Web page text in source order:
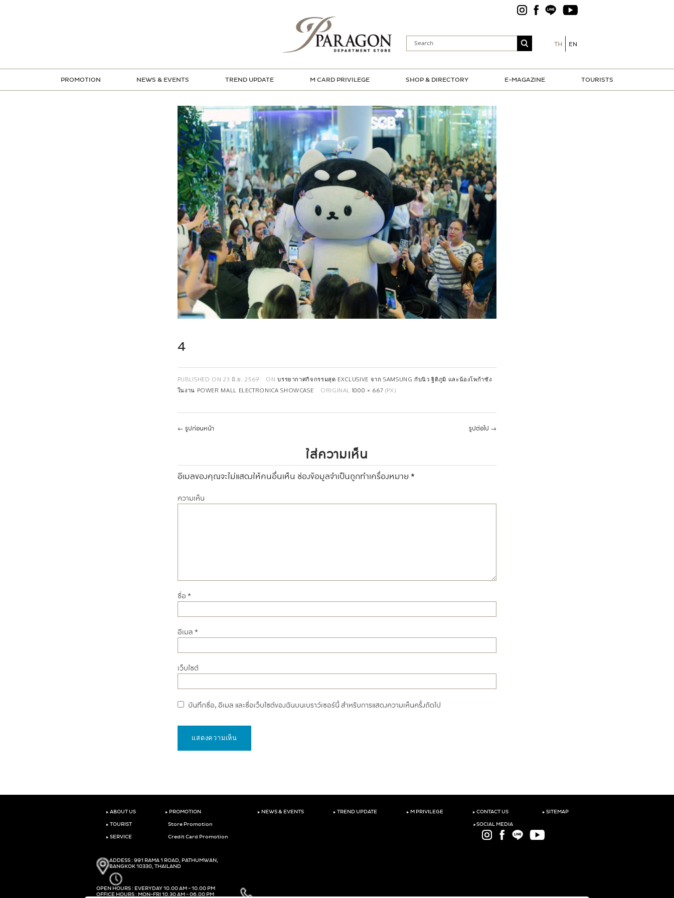
TH EN
PROMOTION NEWS & EVENTS TREND UPDATE M CARD PRIVILEGE SHOP & DIRECTORY E-MAGAZINE TOURISTS
4
PUBLISHED ON 23 มิ.ย. 2569 ONบรรยากาศกิจกรรมสุด EXCLUSIVE จาก SAMSUNG กับนิว ฐิติภูมิ และน้องโพก้าซัง
ในงาน POWER MALL ELECTRONICA SHOWCASE
ORIGINAL 1000 × 667 (PX)
← รูปก่อนหน้า รูปต่อไป →
ใส่ความเห็น
อีเมลของคุณจะไม่แสดงให้คนอื่นเห็น ช่องข้อมูลจำเป็นถูกทำเครื่องหมาย *
ความเห็น
ชื่อ *
อีเมล *
เว็บไซต์
บันทึกชื่อ, อีเมล และชื่อเว็บไซต์ของฉันบนเบราว์เซอร์นี้ สำหรับการแสดงความเห็นครั้งถัดไป
‣ ABOUT US
‣ TOURIST
‣ SERVICE
‣ PROMOTION
Store Promotion
Credit Card Promotion
‣ NEWS & EVENTS ‣ TREND UPDATE ‣ M PRIVILEGE ‣ CONTACT US
‣SOCIAL MEDIA
‣ SITEMAP
ADDESS : 991 RAMA 1 ROAD, PATHUMWAN,
BANGKOK 10330, THAILAND
OPEN HOURS : EVERYDAY 10.00 AM - 10.00 PM
OFFICE HOURS : MON-FRI 10.30 AM - 06.00 PM